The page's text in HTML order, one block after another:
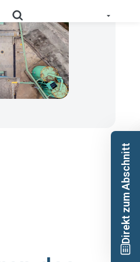
zur Produktkonformität in
Sie Lieferantennachweise, umDirekt zum Abschnitt